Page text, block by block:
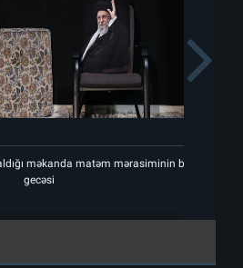
məkanda matəm mərasiminin birinci
gecəsi